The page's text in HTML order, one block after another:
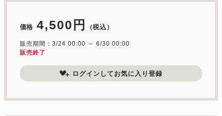
価格 4,500円 （税込）
販売期間：3/24 00:00 ～ 6/30 00:00
販売終了
ログインしてお気に入り登録